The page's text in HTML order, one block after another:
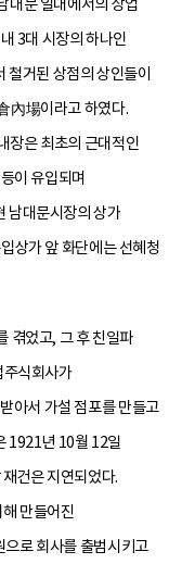
대문 일대에서의 상업
3대 시장의 하나인
거된 상점의 상인들이
內場이라고 하였다.
장은 최초의 근대적인
이 유입되며
남대문시장의 상가
상가 앞 화단에는 선혜청
겪었고, 그 후 친일파
식회사가
아서 가설 점포를 만들고
1921년 10월 12일
건은 지연되었다.
만들어진
로 회사를 출범시키고